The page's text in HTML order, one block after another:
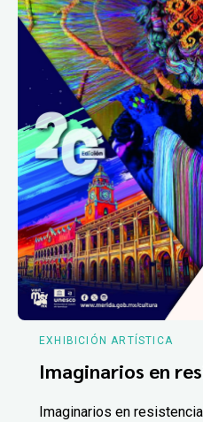
EXHIBICIÓN ARTÍSTICA
Imaginarios en
Imaginarios en